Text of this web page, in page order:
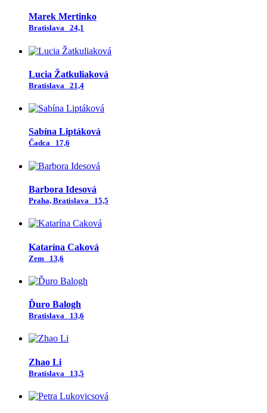
Marek Mertinko
Bratislava 24,1
Lucia Žatkuliaková
Bratislava 21,4
Sabína Liptáková
Čadca 17,6
Barbora Idesová
Praha, Bratislava 15,5
Katarína Caková
Zem 13,6
Ďuro Balogh
Bratislava 13,6
Zhao Li
Bratislava 13,5